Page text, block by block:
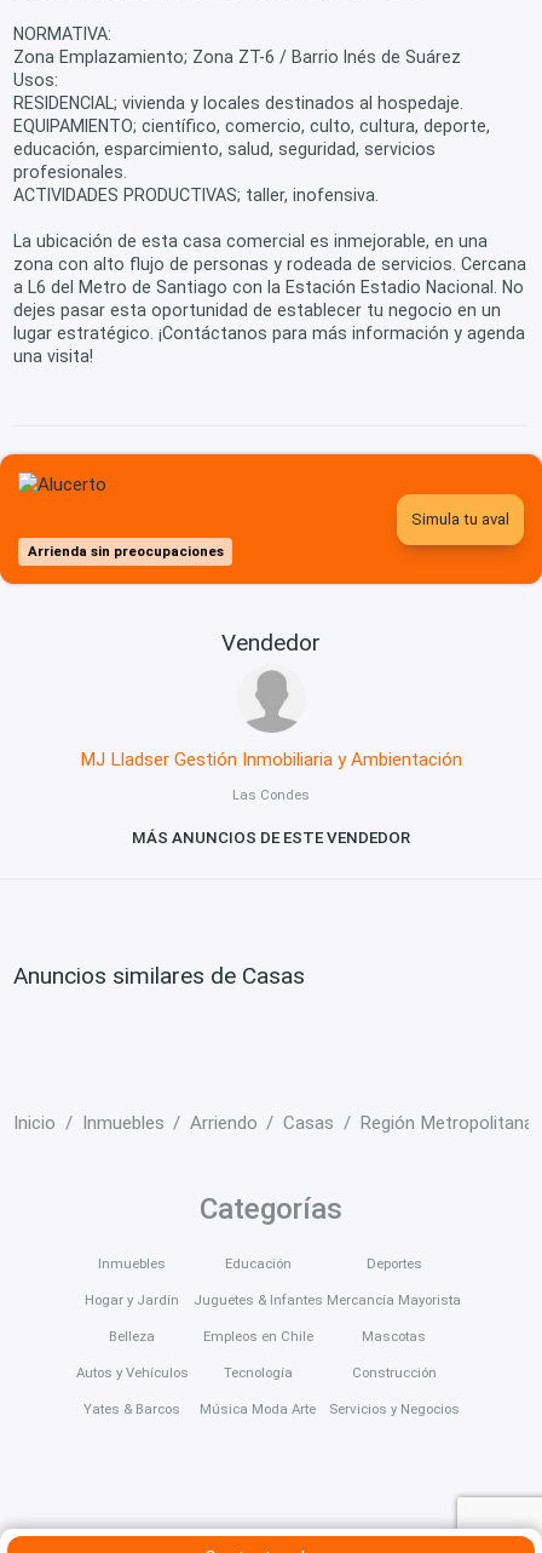
NORMATIVA:
Zona Emplazamiento; Zona ZT-6 / Barrio Inés de Suárez
Usos:
RESIDENCIAL; vivienda y locales destinados al hospedaje.
EQUIPAMIENTO; científico, comercio, culto, cultura, deporte,
educación, esparcimiento, salud, seguridad, servicios
profesionales.
ACTIVIDADES PRODUCTIVAS; taller, inofensiva.
La ubicación de esta casa comercial es inmejorable, en una
zona con alto flujo de personas y rodeada de servicios. Cercana
a L6 del Metro de Santiago con la Estación Estadio Nacional. No
dejes pasar esta oportunidad de establecer tu negocio en un
lugar estratégico. ¡Contáctanos para más información y agenda
una visita!
Arrienda sin preocupaciones
Simula tu aval
Vendedor
MJ Lladser Gestión Inmobiliaria y Ambientación
Las Condes
MÁS ANUNCIOS DE ESTE VENDEDOR
Anuncios similares de Casas
Inicio Inmuebles Arriendo Casas Región Metropolitana
Categorías
Inmuebles
Hogar y Jardín
Belleza
Autos y Vehículos
Yates & Barcos
Educación
Juguetes & Infantes
Empleos en Chile
Tecnología
Música Moda Arte
Deportes
Mercancía Mayorista
Mascotas
Construcción
Servicios y Negocios